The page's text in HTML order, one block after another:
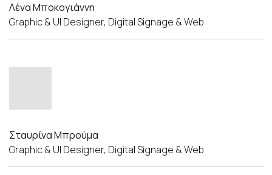
Λένα Μποκογιάννη
Graphic & UI Designer, Digital Signage & Web
Σταυρίνα Μπρούμα
Graphic & UI Designer, Digital Signage & Web